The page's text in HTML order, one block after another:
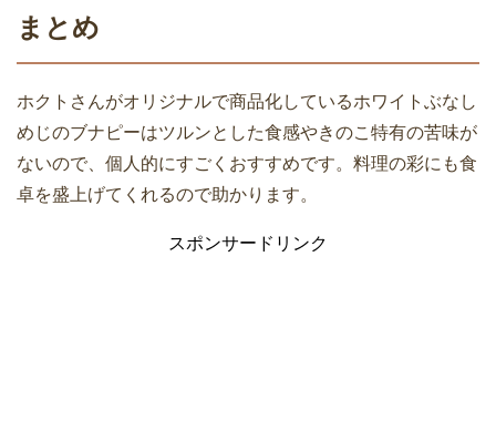
まとめ
ホクトさんがオリジナルで商品化しているホワイトぶなし
めじのブナピーはツルンとした食感やきのこ特有の苦味が
ないので、個人的にすごくおすすめです。料理の彩にも食
卓を盛上げてくれるので助かります。
スポンサードリンク